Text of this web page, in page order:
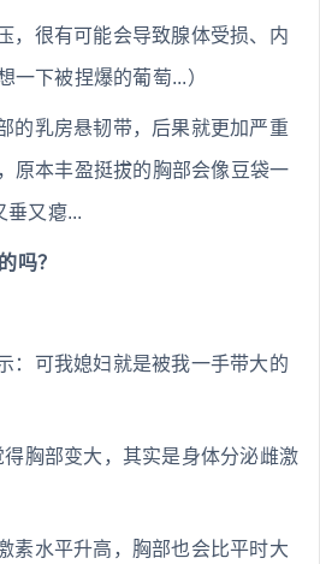
，很有可能会导致腺体受损、内
一下被捏爆的葡萄...）
的乳房悬韧带，后果就更加严重
本丰盈挺拔的胸部会像豆袋一
垂又瘪...
吗？
：可我媳妇就是被我一手带大的
胸部变大，其实是身体分泌雌激
素水平升高，胸部也会比平时大